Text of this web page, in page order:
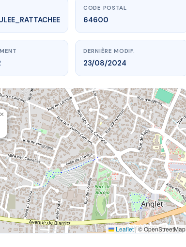
CODE POSTAL
64600
DERNIÈRE MODIF.
23/08/2024
×
Leaflet |© OpenStreetMap